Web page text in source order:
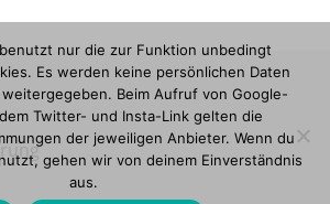
nur die zur Funktion unbedingt
Es werden keine persönlichen Daten
Beim Aufruf von Google-
Twitter- und Insta-Link gelten die
der jeweiligen Anbieter. Wenn du
gehen wir von deinem Einverständnis
aus.